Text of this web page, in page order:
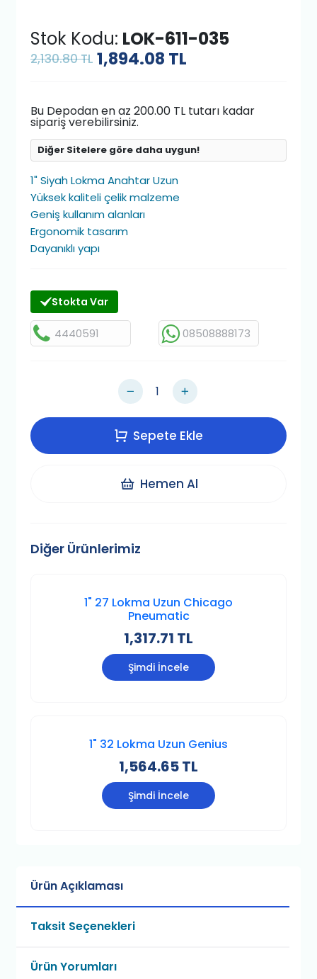
Stok Kodu: LOK-611-035
2,130.80 TL 1,894.08 TL
Bu Depodan en az 200.00 TL tutarı kadar
sipariş verebilirsiniz.
Diğer Sitelere göre daha uygun!
1" Siyah Lokma Anahtar Uzun
Yüksek kaliteli çelik malzeme
Geniş kullanım alanları
Ergonomik tasarım
Dayanıklı yapı
Stokta Var
4440591 08508888173
Sepete Ekle
Hemen Al
Diğer Ürünlerimiz
1" 27 Lokma Uzun Chicago
Pneumatic
1,317.71 TL
Şimdi İncele
1" 32 Lokma Uzun Genius
1,564.65 TL
Şimdi İncele
Ürün Açıklaması
Taksit Seçenekleri
Ürün Yorumları